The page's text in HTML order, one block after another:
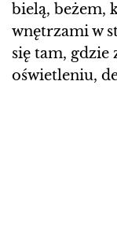
bielą, beżem,
wnętrzami w
się tam, gdzie
oświetleniu,